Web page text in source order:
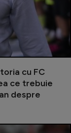
cu FC
ce trebuie
despre